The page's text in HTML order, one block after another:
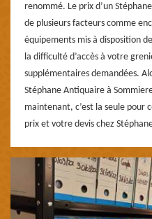
renommé. Le prix d’un
de plusieurs facteurs comme
équipements mis à disposition
la difficulté d’accès à votre
supplémentaires demandées.
Stéphane Antiquaire à
maintenant, c’est la seule pour
prix et votre devis chez